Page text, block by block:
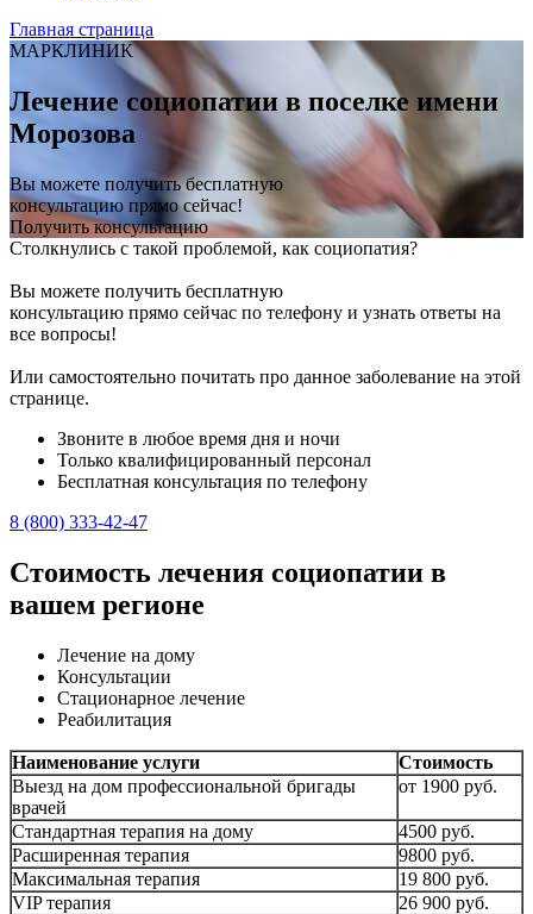
Главная страница
МАРКЛИНИК
Лечение социопатии в поселке имени
Морозова
Вы можете получить бесплатную
консультацию прямо сейчас!
Получить консультацию
Столкнулись с такой проблемой, как социопатия?
Вы можете получить бесплатную
консультацию прямо сейчас по телефону и узнать ответы на
все вопросы!
Или самостоятельно почитать про данное заболевание на этой
странице.
Звоните в любое время дня и ночи
Только квалифицированный персонал
Бесплатная консультация по телефону
8 (800) 333-42-47
Стоимость лечения социопатии в
вашем регионе
Лечение на дому
Консультации
Стационарное лечение
Реабилитация
Наименование услуги
Стоимость
Выезд на дом профессиональной бригады
врачей
от 1900 руб.
Стандартная терапия на дому
4500 руб.
Расширенная терапия
9800 руб.
Максимальная терапия
19 800 руб.
VIP терапия
26 900 руб.